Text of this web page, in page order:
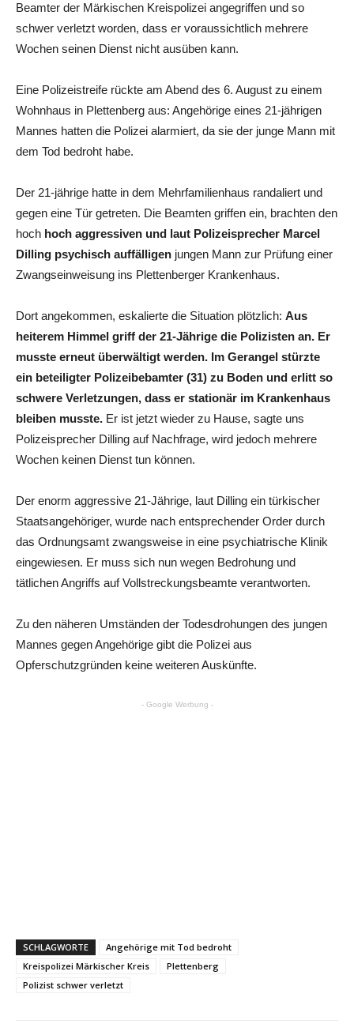
Beamter der Märkischen Kreispolizei angegriffen und so
schwer verletzt worden, dass er voraussichtlich mehrere
Wochen seinen Dienst nicht ausüben kann.
Eine Polizeistreife rückte am Abend des 6. August zu einem
Wohnhaus in Plettenberg aus: Angehörige eines 21-jährigen
Mannes hatten die Polizei alarmiert, da sie der junge Mann mit
dem Tod bedroht habe.
Der 21-jährige hatte in dem Mehrfamilienhaus randaliert und
gegen eine Tür getreten. Die Beamten griffen ein, brachten den
hoch hoch aggressiven und laut Polizeisprecher Marcel
Dilling psychisch auffälligen jungen Mann zur Prüfung einer
Zwangseinweisung ins Plettenberger Krankenhaus.
Dort angekommen, eskalierte die Situation plötzlich: Aus
heiterem Himmel griff der 21-Jährige die Polizisten an. Er
musste erneut überwältigt werden. Im Gerangel stürzte
ein beteiligter Polizeibebamter (31) zu Boden und erlitt so
schwere Verletzungen, dass er stationär im Krankenhaus
bleiben musste. Er ist jetzt wieder zu Hause, sagte uns
Polizeisprecher Dilling auf Nachfrage, wird jedoch mehrere
Wochen keinen Dienst tun können.
Der enorm aggressive 21-Jährige, laut Dilling ein türkischer
Staatsangehöriger, wurde nach entsprechender Order durch
das Ordnungsamt zwangsweise in eine psychiatrische Klinik
eingewiesen. Er muss sich nun wegen Bedrohung und
tätlichen Angriffs auf Vollstreckungsbeamte verantworten.
Zu den näheren Umständen der Todesdrohungen des jungen
Mannes gegen Angehörige gibt die Polizei aus
Opferschutzgründen keine weiteren Auskünfte.
- Google Werbung -
SCHLAGWORTE
Angehörige mit Tod bedroht
Kreispolizei Märkischer Kreis
Plettenberg
Polizist schwer verletzt